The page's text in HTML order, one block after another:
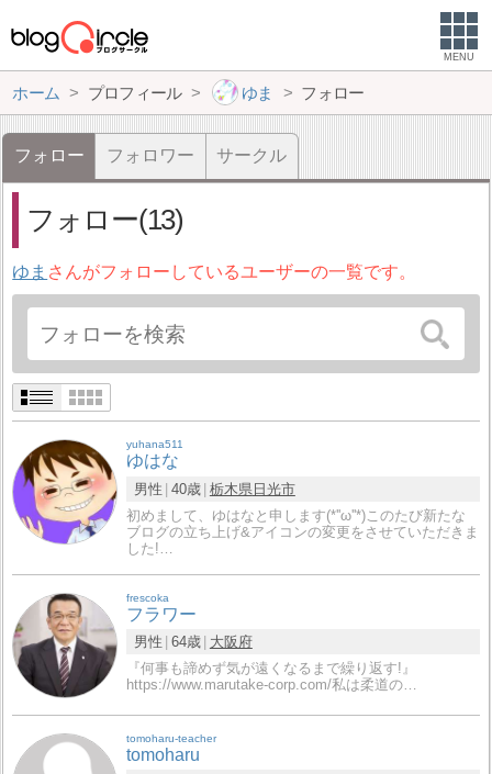
MENU
ホーム プロフィール ゆま フォロー
フォロー フォロワー サークル
フォロー(13)
ゆま さんがフォローしているユーザーの一覧です。
yuhana511
ゆはな
男性 40歳 栃木県 日光市
初めまして、ゆはなと申します(*''ω''*)このたび新たな
ブログの立ち上げ&アイコンの変更をさせていただきま
した!…
frescoka
フラワー
男性 64歳
大阪府
『何事も諦めず気が遠くなるまで繰り返す!』
https://www.marutake-corp.com/私は柔道の…
tomoharu-teacher
tomoharu